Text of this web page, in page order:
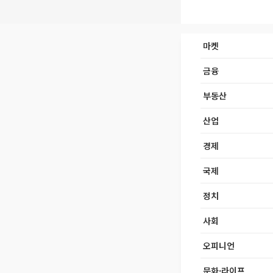
마켓
금융
부동산
산업
경제
국제
정치
사회
오피니언
문화·라이프